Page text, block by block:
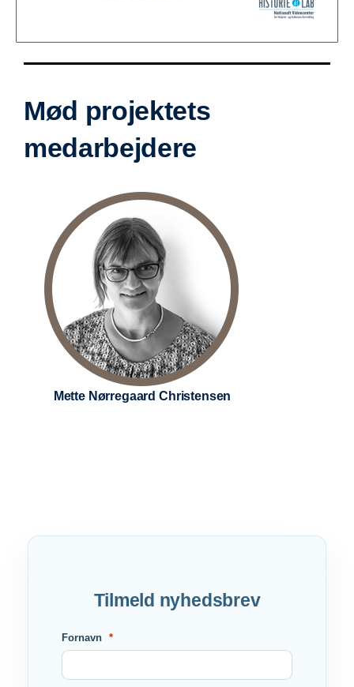
Mød projektets
medarbejdere
Mette Nørregaard Christensen
Tilmeld nyhedsbrev
Fornavn